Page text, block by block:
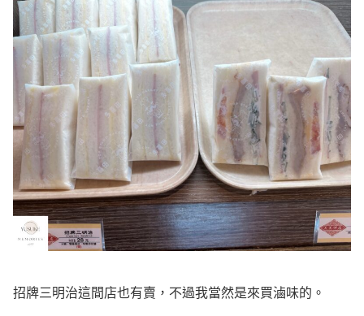
招牌三明治這間店也有賣，不過我當然是來買滷味的。